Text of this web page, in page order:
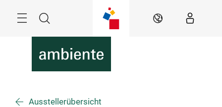
Suche DE
Ausstellerübersicht